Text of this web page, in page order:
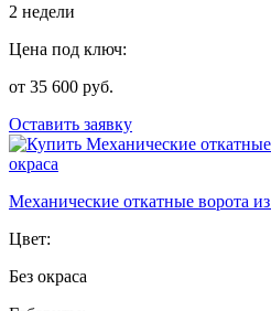
2 недели
Цена под ключ:
от 35 600 руб.
Оставить заявку
Механические откатные ворота
Цвет:
Без окраса